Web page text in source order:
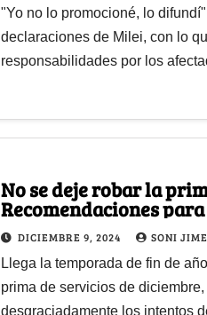
"Yo no lo promocioné, lo
declaraciones de Milei, con lo
responsabilidades por los
No se deje robar la
Recomendaciones
navideñas
DICIEMBRE 9, 2024 SONI
Llega la temporada de fin de
prima de servicios de diciembre,
desgraciadamente los intentos